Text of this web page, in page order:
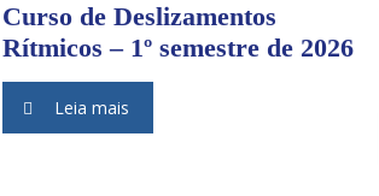
Curso de Deslizamentos
Rítmicos – 1º semestre de 2026
Leia mais